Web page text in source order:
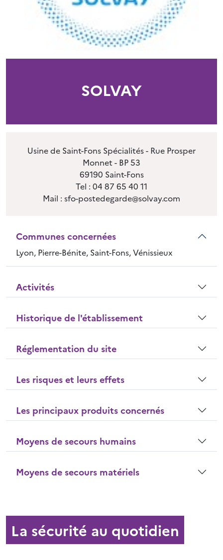
SOLVAY
Usine de Saint-Fons Spécialités - Rue Prosper
Monnet - BP 53
69190 Saint-Fons
Tel : 04 87 65 40 11
Mail : sfo-postedegarde@solvay.com
Communes concernées
Lyon, Pierre-Bénite, Saint-Fons, Vénissieux
Activités
Historique de l'établissement
Réglementation du site
Les risques et leurs effets
Les principaux produits concernés
Moyens de secours humains
Moyens de secours matériels
La sécurité au quotidien